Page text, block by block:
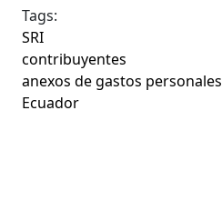
Tags:
SRI
contribuyentes
anexos de gastos personales
Ecuador